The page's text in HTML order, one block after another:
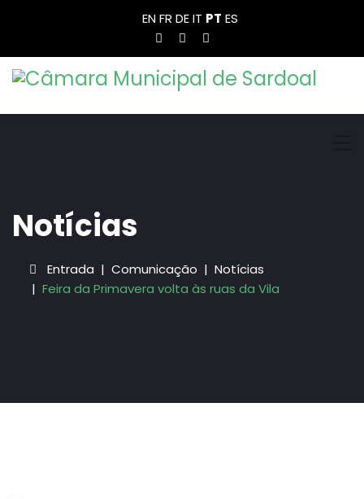
ENFR DEIT PT ES
Notícias
Entrada Comunicação
Notícias
Feira da Primavera volta às ruas da Vila